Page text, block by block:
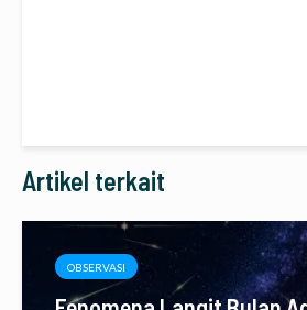
Artikel terkait
OBSERVASI